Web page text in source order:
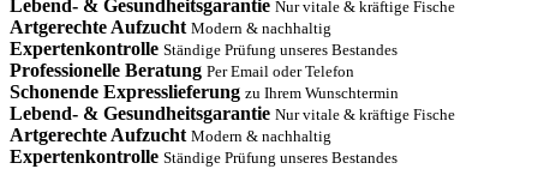
Lebend- & Gesundheitsgarantie Nur vitale & kräftige Fische
Artgerechte Aufzucht Modern & nachhaltig
Expertenkontrolle Ständige Prüfung unseres Bestandes
Professionelle Beratung Per Email oder Telefon
Schonende Expresslieferung zu Ihrem Wunschtermin
Lebend- & Gesundheitsgarantie Nur vitale & kräftige Fische
Artgerechte Aufzucht Modern & nachhaltig
Expertenkontrolle Ständige Prüfung unseres Bestandes